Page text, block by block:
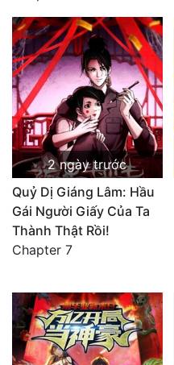
2 ngày trước
Quỷ Dị Giáng Lâm: Hầu
Gái Người Giấy Của Ta
Thành Thật Rồi!
Chapter 7